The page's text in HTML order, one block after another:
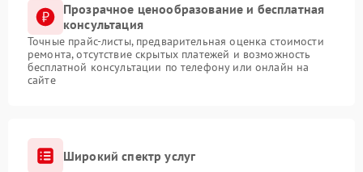
Прозрачное ценообразование и бесплатная
консультация
Точные прайс-листы, предварительная оценка стоимости
ремонта, отсутствие скрытых платежей и возможность
бесплатной консультации по телефону или онлайн на
сайте
Широкий спектр услуг